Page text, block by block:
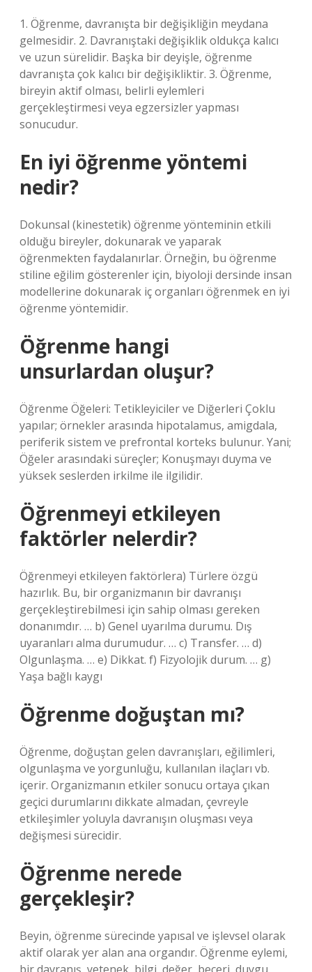
1. Öğrenme, davranışta bir değişikliğin meydana
gelmesidir. 2. Davranıştaki değişiklik oldukça kalıcı
ve uzun sürelidir. Başka bir deyişle, öğrenme
davranışta çok kalıcı bir değişikliktir. 3. Öğrenme,
bireyin aktif olması, belirli eylemleri
gerçekleştirmesi veya egzersizler yapması
sonucudur.
En iyi öğrenme yöntemi
nedir?
Dokunsal (kinestetik) öğrenme yönteminin etkili
olduğu bireyler, dokunarak ve yaparak
öğrenmekten faydalanırlar. Örneğin, bu öğrenme
stiline eğilim gösterenler için, biyoloji dersinde insan
modellerine dokunarak iç organları öğrenmek en iyi
öğrenme yöntemidir.
Öğrenme hangi
unsurlardan oluşur?
Öğrenme Öğeleri: Tetikleyiciler ve Diğerleri Çoklu
yapılar; örnekler arasında hipotalamus, amigdala,
periferik sistem ve prefrontal korteks bulunur. Yani;
Öğeler arasındaki süreçler; Konuşmayı duyma ve
yüksek seslerden irkilme ile ilgilidir.
Öğrenmeyi etkileyen
faktörler nelerdir?
Öğrenmeyi etkileyen faktörlera) Türlere özgü
hazırlık. Bu, bir organizmanın bir davranışı
gerçekleştirebilmesi için sahip olması gereken
donanımdır. … b) Genel uyarılma durumu. Dış
uyaranları alma durumudur. … c) Transfer. … d)
Olgunlaşma. … e) Dikkat. f) Fizyolojik durum. … g)
Yaşa bağlı kaygı
Öğrenme doğuştan mı?
Öğrenme, doğuştan gelen davranışları, eğilimleri,
olgunlaşma ve yorgunluğu, kullanılan ilaçları vb.
içerir. Organizmanın etkiler sonucu ortaya çıkan
geçici durumlarını dikkate almadan, çevreyle
etkileşimler yoluyla davranışın oluşması veya
değişmesi sürecidir.
Öğrenme nerede
gerçekleşir?
Beyin, öğrenme sürecinde yapısal ve işlevsel olarak
aktif olarak yer alan ana organdır. Öğrenme eylemi,